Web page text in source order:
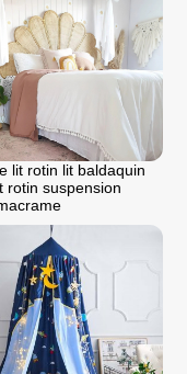
lit rotin lit baldaquin
rotin suspension